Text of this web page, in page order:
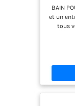
BAIN
et un
tous
plaqué
parfum